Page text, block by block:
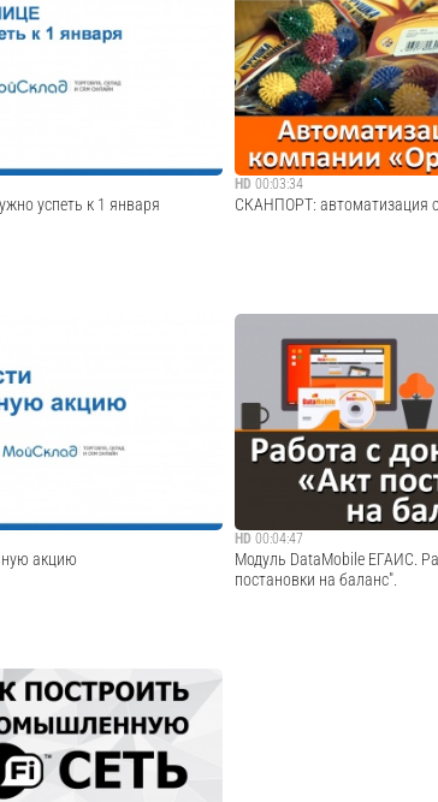
от 26.11.2015 сервиса
бизнес-тренера
и управляющего партнера
вопросы в обл...
В программе вебинара: -
терминалов сбора данных и
Android). - Примеры
Склад (средний и крупный); -
основн...
успеть к 1 января
сервиса МойСклад и
кассовой техники с
1 января 2016 года
продажи алкоголя, и к
торгующи...
HD 00:03:34
СКАНПОРТ: автоматизация
Компания Орис — один из
производителей
домашних животных под
выпускает более 700 видов
продукции для домашних
акцию
сервисов МойСклад и
эффективную акцию» от
об эффективных
в онлайн и офлайн среде. Как
и продавцу...
HD 00:04:47
Модуль DataMobile ЕГАИС.
постановки на баланс".